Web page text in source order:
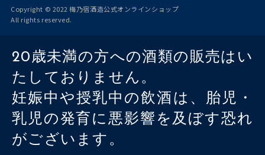
Copyright © 2022 梅乃宿酒造公式オンラインショップ
All rights reserved.
20歳未満の方への酒類の販売はい
たしておりません。
妊娠中や授乳中の飲酒は、胎児・
乳児の発育に悪影響を及ぼす恐れ
がございます。